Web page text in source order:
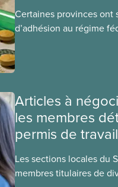
Certaines provinces ont
d’adhésion au régime
Articles à
les membres
permis de
Les sections locales du
membres titulaires de